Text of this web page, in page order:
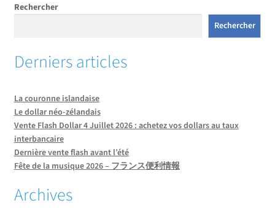
Rechercher
Rechercher
Derniers articles
La couronne islandaise
Le dollar néo-zélandais
Vente Flash Dollar 4 Juillet 2026 : achetez vos dollars au taux
interbancaire
Dernière vente flash avant l’été
Fête de la musique 2026 – フランス便利情報
Archives